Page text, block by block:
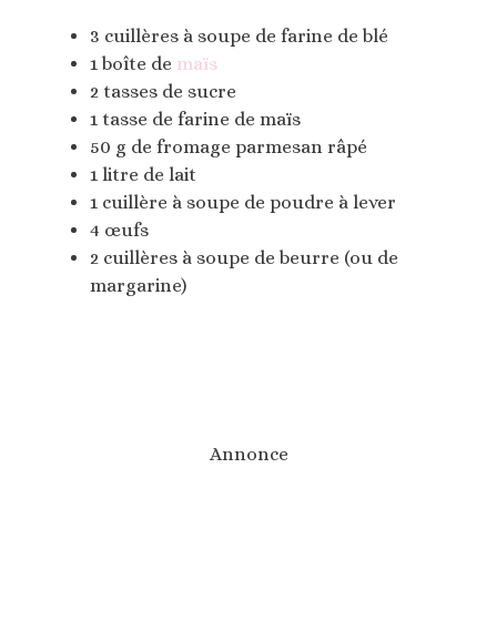
3 cuillères à soupe de farine de blé
1 boîte de maïs
2 tasses de sucre
1 tasse de farine de maïs
50 g de fromage parmesan râpé
1 litre de lait
1 cuillère à soupe de poudre à lever
4 œufs
2 cuillères à soupe de beurre (ou de
margarine)
Annonce